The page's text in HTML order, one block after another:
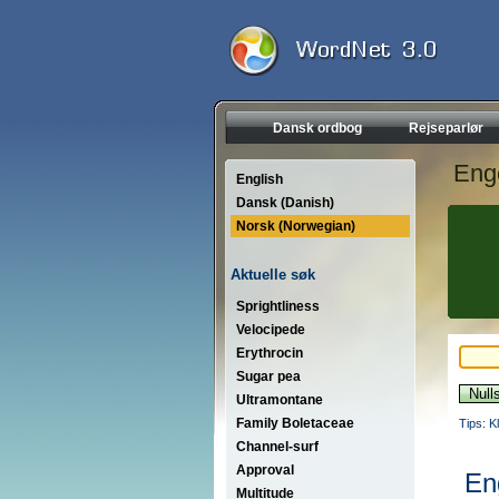
Dansk ordbog Rejseparlør
English
Dansk (Danish)
Norsk (Norwegian)
Aktuelle søk
Sprightliness
Velocipede
Erythrocin
Sugar pea
Ultramontane
Family Boletaceae
Channel-surf
Approval
Multitude
Tips: